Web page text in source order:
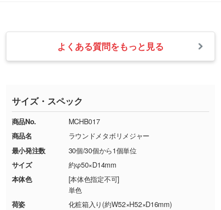
・1色印刷でグラデーションや濃淡を表現した
い
す。→詳しく見る
・コーポレートカラーを使って印刷したい／印
刷色にこだわりがある
DIC・PANTONEなどのカラーチップの指定や、
現物支給による色指定も承っております。→
しく見る
・背景がある画像からキャラクター部分だけを
また、お選びいただいた印刷色が本体色に合わ
ない場合や仕上がりに影響しそうな場合は、ス
タッフから別の色をご案内することもございま
・お届け時に商品が損傷・故障している場合
・ご注文と異なる商品が届いた場合
・印刷不良があった場合
※詳しくは「商品の良品基準について
ください。
【返品・交換ができない場合】
・お客様の元で商品を加工された場合、または
商品が破損した場合
・商品到着後7日以上経過している場合
・お客様のご都合による返品・交換依頼(商
品・色・数量などの注文間違い等)
業日以内に担当スタッフよりメールにてご連絡
いたします。
お急ぎの場合はお電話でのご質問も受け付けて
TEL：0422-29-9911 営業時間10:00～
18:00(土日祝日除く)
お問い合わせフォームはこちら
よくある質問をもっと見る
サイズ・スペック
商品No.
MCHB017
商品名
ラウンドメタボリメジャー
最小発注数
30個/30個から1個単位
サイズ
約φ50×D14mm
本体色
[本体色指定不可]
単色
荷姿
化粧箱入り(約W52×H52×D16mm)